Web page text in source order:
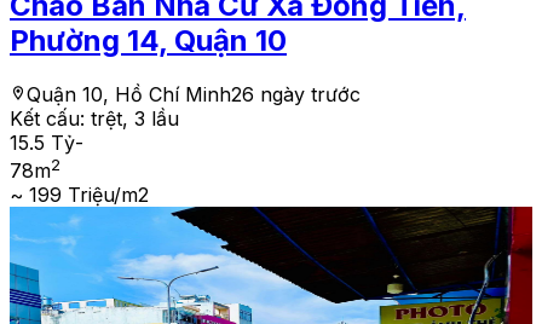
Phường 14, Quận 10
Quận 10, Hồ Chí Minh26 ngày trước
Kết cấu: trệt, 3 lầu
15.5 Tỷ-
78m2
~ 199 Triệu/m2